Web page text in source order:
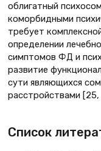
облигатный
коморбидными
требует
определении
симптомов ФД и
развитие
сути являющихся
расстройствами [25,
Список